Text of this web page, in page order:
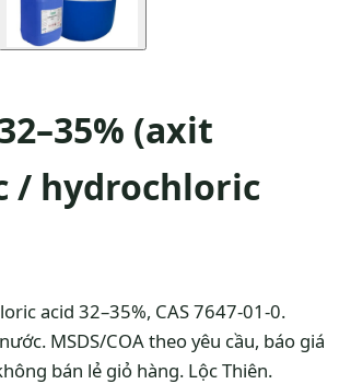
(axit
/ hydrochloric
acid 32–35%, CAS 7647-01-0.
MSDS/COA theo yêu cầu, báo giá
bán lẻ giỏ hàng. Lộc Thiên.